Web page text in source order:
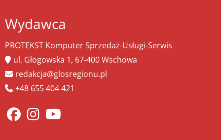
Wydawca
PROTEKST Komputer Sprzedaż-Usługi-Serwis
ul. Głogowska 1, 67-400 Wschowa
redakcja@glosregionu.pl
+48 655 404 421